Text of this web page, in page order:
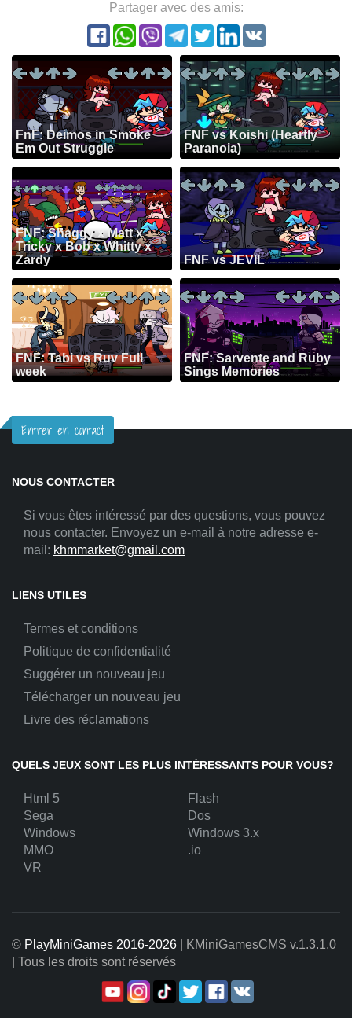
Partager avec des amis:
FnF: Deimos in Smoke
Em Out Struggle
FNF vs Koishi (Heartly
Paranoia)
FNF: Shaggy x Matt x
Tricky x Bob x Whitty x
Zardy
FNF vs JEVIL
FNF: Tabi vs Ruv Full
week
FNF: Sarvente and Ruby
Sings Memories
Entrer en contact
NOUS CONTACTER
Si vous êtes intéressé par des questions, vous pouvez
nous contacter. Envoyez un e-mail à notre adresse e-
mail: khmmarket@gmail.com
LIENS UTILES
Termes et conditions
Politique de confidentialité
Suggérer un nouveau jeu
Télécharger un nouveau jeu
Livre des réclamations
QUELS JEUX SONT LES PLUS INTÉRESSANTS POUR VOUS?
Html 5
Flash
Sega
Dos
Windows
Windows 3.x
MMO
.io
VR
© PlayMiniGames 2016-2026 | KMiniGamesCMS v.1.3.1.0
| Tous les droits sont réservés